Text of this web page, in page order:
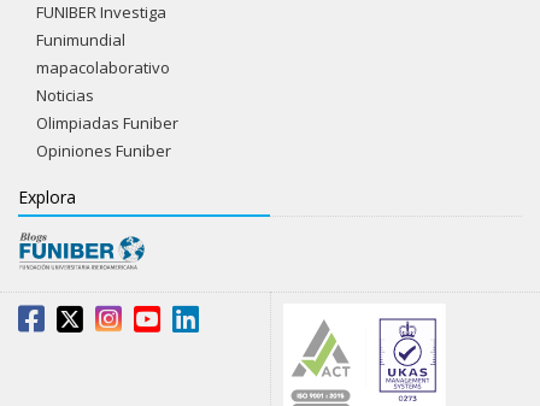
FUNIBER Investiga
Funimundial
mapacolaborativo
Noticias
Olimpiadas Funiber
Opiniones Funiber
Explora